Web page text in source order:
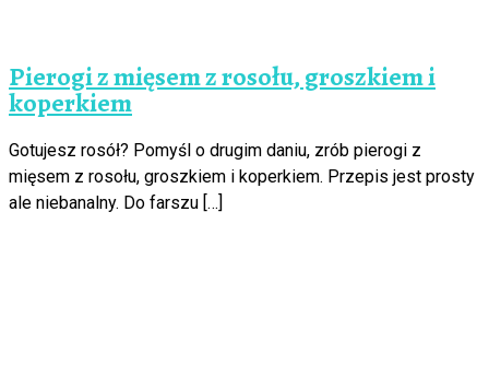
Pierogi z mięsem z rosołu, groszkiem i
koperkiem
Gotujesz rosół? Pomyśl o drugim daniu, zrób pierogi z
mięsem z rosołu, groszkiem i koperkiem. Przepis jest prosty
ale niebanalny. Do farszu […]